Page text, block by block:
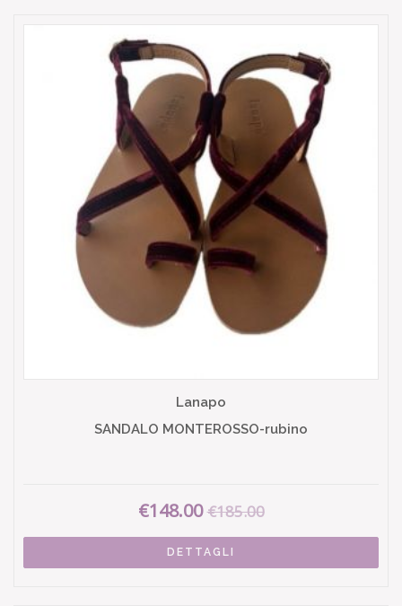
Lanapo
SANDALO MONTEROSSO-rubino
€148.00 €185.00
DETTAGLI